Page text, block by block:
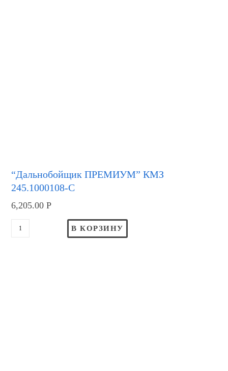
“Дальнобойщик ПРЕМИУМ” КМЗ
245.1000108-С
6,205.00Р
В КОРЗИНУ